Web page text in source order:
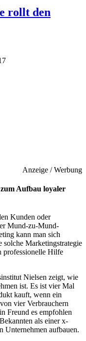
rollt den
Anzeige / Werbung
Aufbau loyaler
Kunden oder
Mund-zu-Mund-
kann man sich
solche Marketingstrategie
professionelle Hilfe
Nielsen zeigt, wie
ist. Es ist vier Mal
kauft, wenn ein
vier Verbrauchern
Freund es empfohlen
als einer x-
Unternehmen aufbauen.